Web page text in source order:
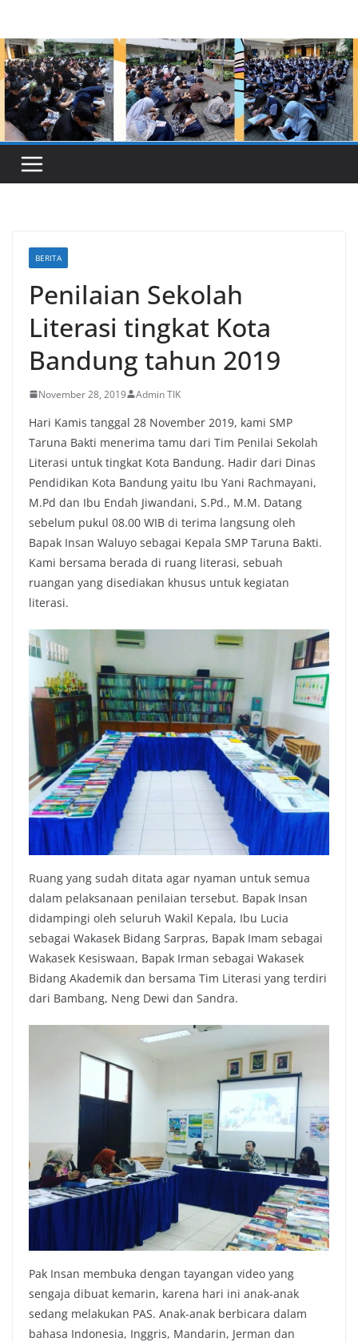
content
BERITA
Penilaian Sekolah
Literasi tingkat Kota
Bandung tahun 2019
November 28, 2019 Admin TIK
Hari Kamis tanggal 28 November 2019, kami SMP
Taruna Bakti menerima tamu dari Tim Penilai Sekolah
Literasi untuk tingkat Kota Bandung. Hadir dari Dinas
Pendidikan Kota Bandung yaitu Ibu Yani Rachmayani,
M.Pd dan Ibu Endah Jiwandani, S.Pd., M.M. Datang
sebelum pukul 08.00 WIB di terima langsung oleh
Bapak Insan Waluyo sebagai Kepala SMP Taruna Bakti.
Kami bersama berada di ruang literasi, sebuah
ruangan yang disediakan khusus untuk kegiatan
literasi.
Ruang yang sudah ditata agar nyaman untuk semua
dalam pelaksanaan penilaian tersebut. Bapak Insan
didampingi oleh seluruh Wakil Kepala, Ibu Lucia
sebagai Wakasek Bidang Sarpras, Bapak Imam sebagai
Wakasek Kesiswaan, Bapak Irman sebagai Wakasek
Bidang Akademik dan bersama Tim Literasi yang terdiri
dari Bambang, Neng Dewi dan Sandra.
Pak Insan membuka dengan tayangan video yang
sengaja dibuat kemarin, karena hari ini anak-anak
sedang melakukan PAS. Anak-anak berbicara dalam
bahasa Indonesia, Inggris, Mandarin, Jerman dan